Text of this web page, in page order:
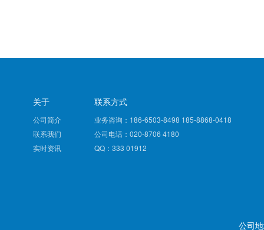
关于
公司简介
联系我们
实时资讯
联系方式
业务咨询：186-6503-8498 185-8868-0418
公司电话：020-8706 4180
QQ：333 01912
公司